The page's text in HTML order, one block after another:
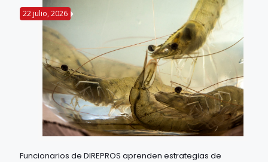
22 julio, 2026
Funcionarios de DIREPROS aprenden estrategias de